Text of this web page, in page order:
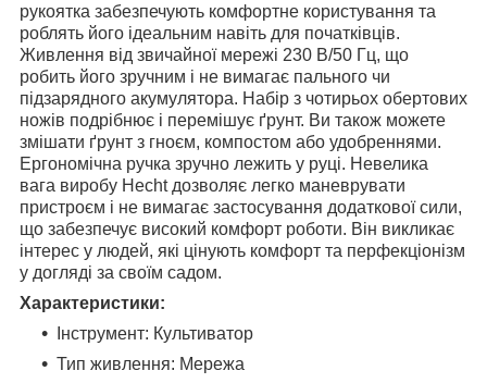
рукоятка забезпечують комфортне користування та
роблять його ідеальним навіть для початківців.
Живлення від звичайної мережі 230 В/50 Гц, що
робить його зручним і не вимагає пального чи
підзарядного акумулятора. Набір з чотирьох обертових
ножів подрібнює і перемішує ґрунт. Ви також можете
змішати ґрунт з гноєм, компостом або удобреннями.
Ергономічна ручка зручно лежить у руці. Невелика
вага виробу Hecht дозволяє легко маневрувати
пристроєм і не вимагає застосування додаткової сили,
що забезпечує високий комфорт роботи. Він викликає
інтерес у людей, які цінують комфорт та перфекціонізм
у догляді за своїм садом.
Характеристики:
Інструмент: Культиватор
Тип живлення: Мережа